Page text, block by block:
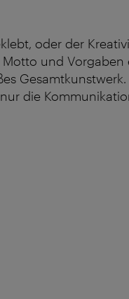
oder der
und Vorgaben
Gesamtkunstwerk.
die